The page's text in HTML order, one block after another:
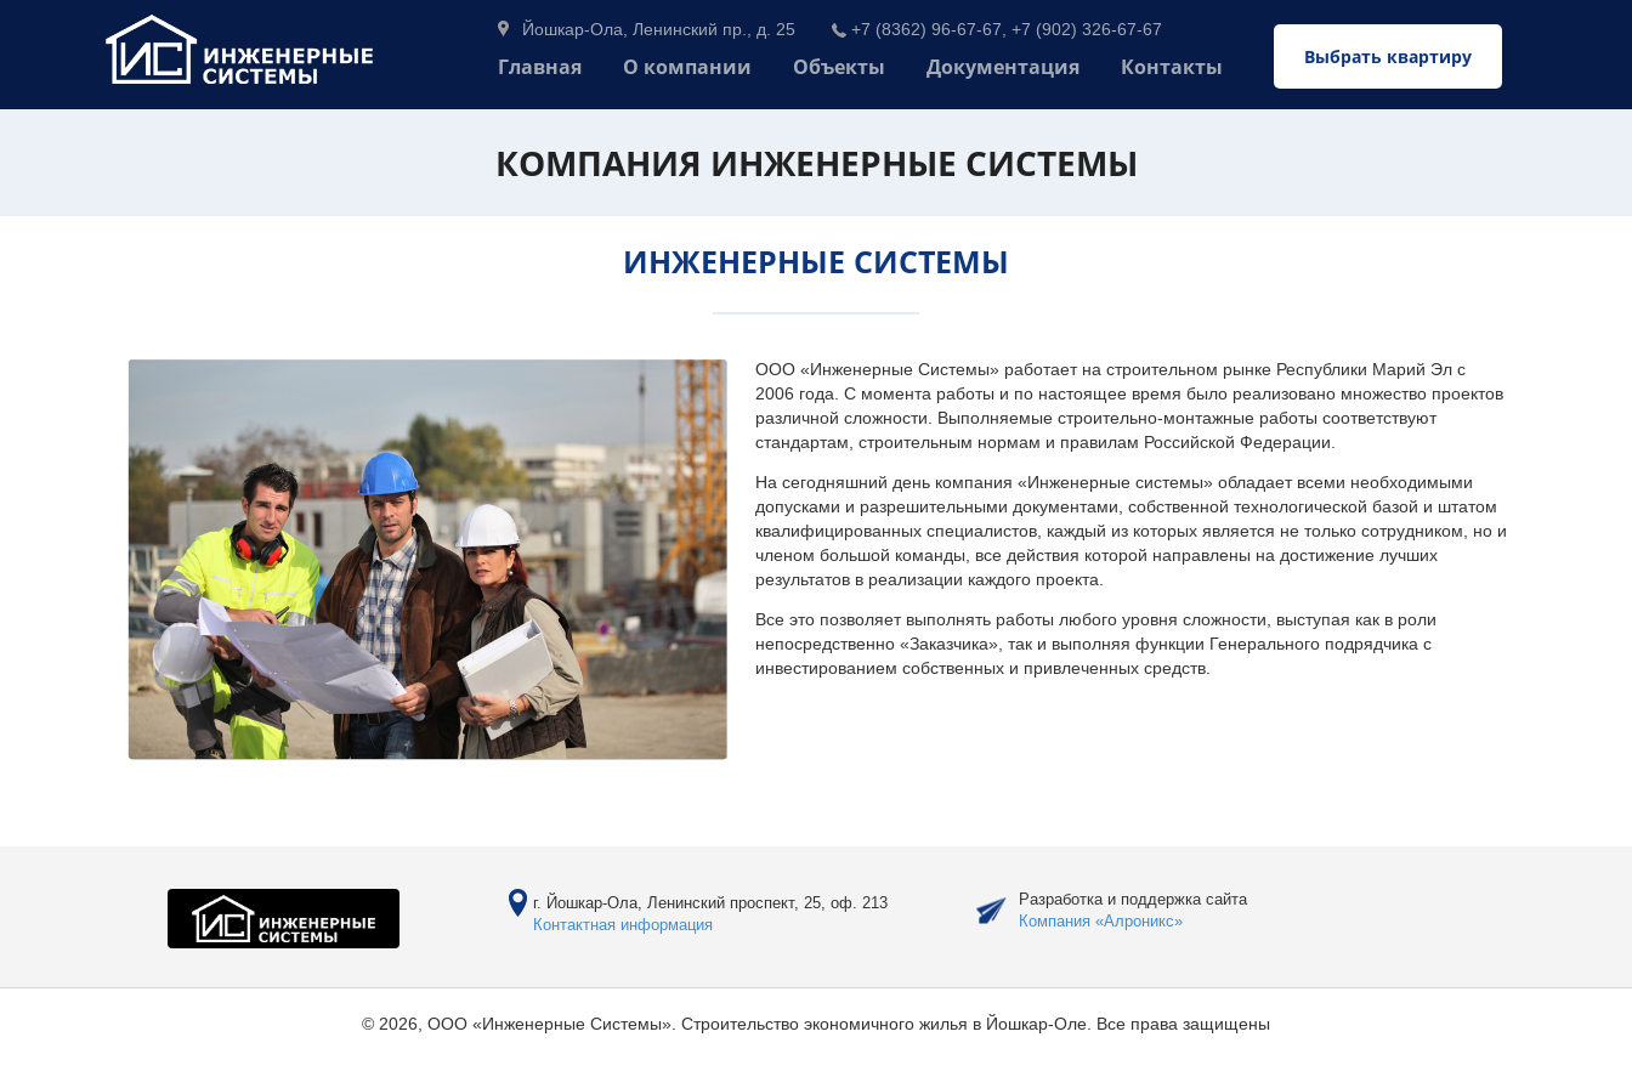
Выбрать квартиру
Йошкар-Ола, Ленинский пр., д. 25 +7 (8362) 96-67-67, +7 (902) 326-67-67
Главная О компании Объекты Документация Контакты
КОМПАНИЯ ИНЖЕНЕРНЫЕ СИСТЕМЫ
ИНЖЕНЕРНЫЕ СИСТЕМЫ
ООО «Инженерные Системы» работает на строительном рынке Республики Марий Эл с
2006 года. С момента работы и по настоящее время было реализовано множество проектов
различной сложности. Выполняемые строительно-монтажные работы соответствуют
стандартам, строительным нормам и правилам Российской Федерации.
На сегодняшний день компания «Инженерные системы» обладает всеми необходимыми
допусками и разрешительными документами, собственной технологической базой и штатом
квалифицированных специалистов, каждый из которых является не только сотрудником, но и
членом большой команды, все действия которой направлены на достижение лучших
результатов в реализации каждого проекта.
Все это позволяет выполнять работы любого уровня сложности, выступая как в роли
непосредственно «Заказчика», так и выполняя функции Генерального подрядчика с
инвестированием собственных и привлеченных средств.
г. Йошкар-Ола, Ленинский проспект, 25, оф. 213
Контактная информация
Разработка и поддержка сайта
Компания «Алроникс»
© 2026, ООО «Инженерные Системы». Строительство экономичного жилья в Йошкар-Оле. Все права защищены